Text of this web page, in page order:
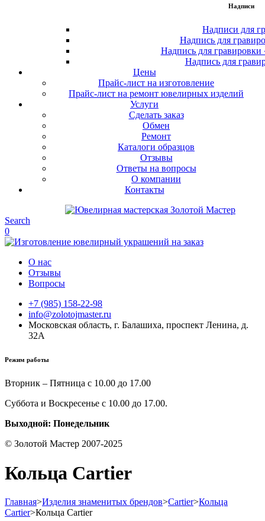
Надписи
Надписи для
Надпись для
Надпись для
Надпись для
Цены
Прайс-лист на изготовление
Прайс-лист на ремонт ювелирных изделий
Услуги
Сделать заказ
Обмен
Ремонт
Каталоги образцов
Отзывы
Ответы на вопросы
О компании
Контакты
Search
0
О нас
Отзывы
Вопросы
+7 (985) 158-22-98
info@zolotojmaster.ru
Московская область, г. Балашиха, проспект Ленина, д.
32А
Режим работы
Вторник – Пятница с 10.00 до 17.00
Суббота и Воскресенье с 10.00 до 17.00.
Выходной: Понедельник
© Золотой Мастер 2007-2025
Кольца Cartier
Главная>Изделия знаменитых брендов>Cartier>Кольца
Cartier>Кольца Cartier